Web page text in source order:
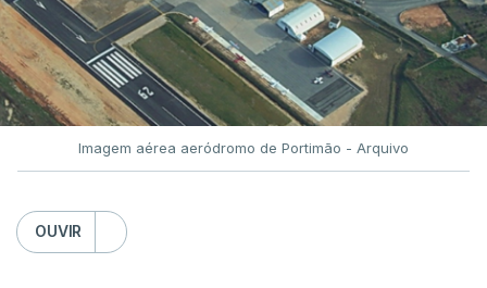
Imagem aérea aeródromo de Portimão - Arquivo
OUVIR